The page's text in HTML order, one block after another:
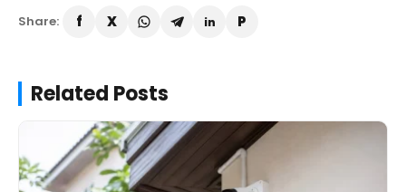
Share:
Related Posts